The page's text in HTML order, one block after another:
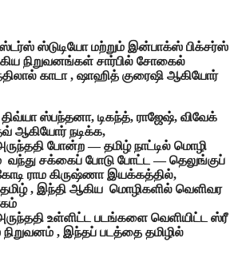
ஸ்டுடியோ மற்றும் இன்பாக்ஸ் பிக்சர்ஸ்
நிறுவனங்கள் சார்பில் சோகைல்
காடா , ஷாஹித் குரைஷி ஆகியோர்
திவ்யா ஸ்பந்தனா, டிகந்த், ராஜேஷ், விவேக்
ஆகியோர் நடிக்க,
போன்ற — தமிழ் நாட்டில் மொழி
வந்து சக்கைப் போடு போட்ட — தெலுங்குப்
ராம கிருஷ்ணா இயக்கத்தில்,
, இந்தி ஆகிய மொழிகளில் வெளிவர
உள்ளிட்ட படங்களை வெளியிட்ட ஸ்ரீ
, இந்தப் படத்தை தமிழில்